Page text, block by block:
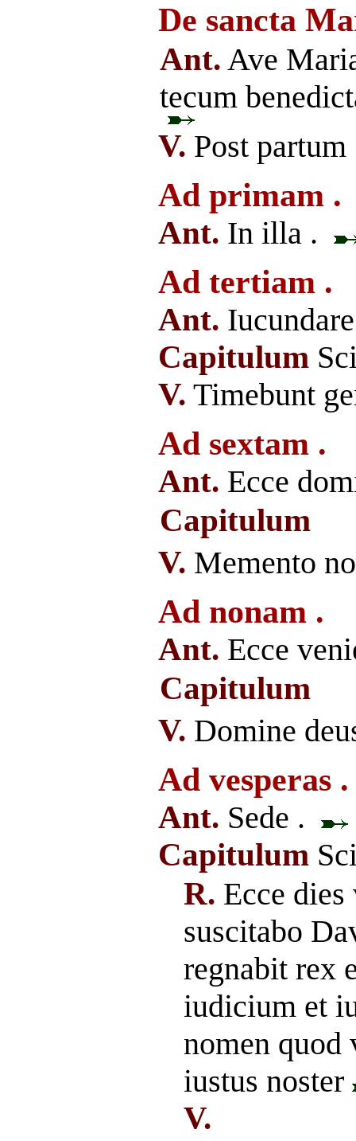
De sancta
Ant. Ave
tecum
V. Post partum
Ad primam .
Ant. In illa .
Ad tertiam .
Ant.
Capitulum
V. Timebunt
Ad sextam .
Ant. Ecce
Capitulum
V. Memento
Ad nonam .
Ant. Ecce
Capitulum
V. Domine
Ad vesperas .
Ant. Sede .
Capitulum
R. Ecce
suscitabo
regnabit rex
iudicium et
nomen quod
iustus noster
V.